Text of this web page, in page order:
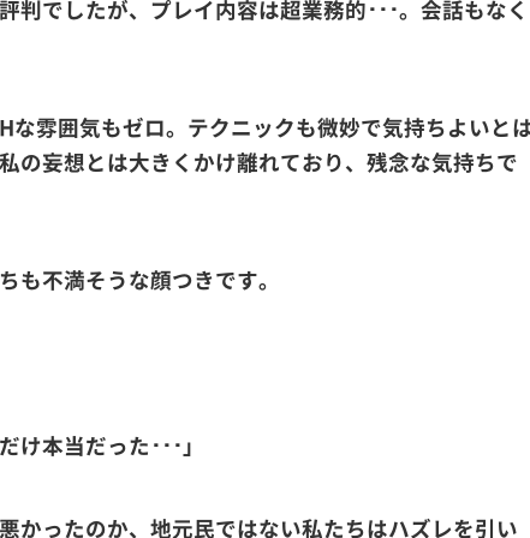
判でしたが、プレイ内容は超業務的･･･。会話もなく
な雰囲気もゼロ。テクニックも微妙で気持ちよいと
の妄想とは大きくかけ離れており、残念な気持ちで
も不満そうな顔つきです。
け本当だった･･･」
かったのか、地元民ではない私たちはハズレを引い